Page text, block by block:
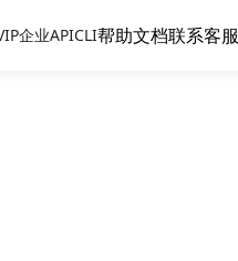
企业APICLI帮助文档联系客服